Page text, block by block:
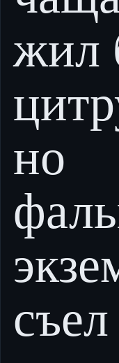
жил
но